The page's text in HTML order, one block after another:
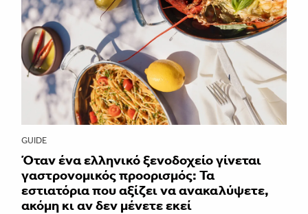
GUIDE
Όταν ένα ελληνικό ξενοδοχείο γίνεται
γαστρονομικός προορισμός: Τα
εστιατόρια που αξίζει να ανακαλύψετε,
ακόμη κι αν δεν μένετε εκεί